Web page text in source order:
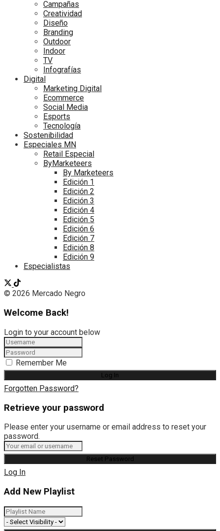
Campañas
Creatividad
Diseño
Branding
Outdoor
Indoor
TV
Infografías
Digital
Marketing Digital
Ecommerce
Social Media
Esports
Tecnología
Sostenibilidad
Especiales MN
Retail Especial
ByMarketeers
By Marketeers
Edición 1
Edición 2
Edición 3
Edición 4
Edición 5
Edición 6
Edición 7
Edición 8
Edición 9
Especialistas
© 2026 Mercado Negro
Welcome Back!
Login to your account below
Remember Me
Forgotten Password?
Retrieve your password
Please enter your username or email address to reset your
password.
Log In
Add New Playlist